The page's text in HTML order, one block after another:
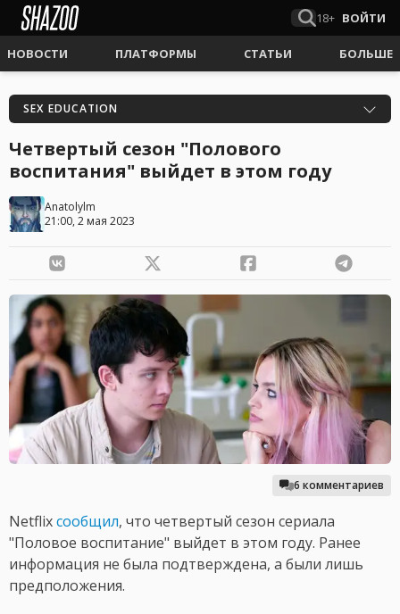
18+ ВОЙТИ
НОВОСТИ ПЛАТФОРМЫ СТАТЬИ БОЛЬШЕ
SEX EDUCATION
Четвертый сезон "Полового
воспитания" выйдет в этом году
Anatolylm
21:00, 2 мая 2023
6 комментариев
Netflixсообщил, что четвертый сезон сериала
"Половое воспитание" выйдет в этом году. Ранее
информация не была подтверждена, а были лишь
предположения.